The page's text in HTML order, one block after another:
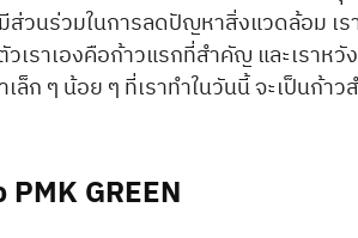
ส่วนร่วมในการลดปัญหาสิ่งแวดล้อม เ
เราเองคือก้าวแรกที่สำคัญ และเราห
เล็ก ๆ น้อย ๆ ที่เราทำในวันนี้ จะเป็นก้
GREEN